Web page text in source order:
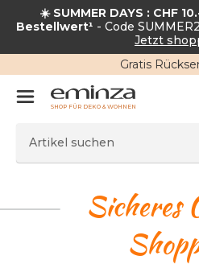
☀️ SUMMER DAYS : CHF
Bestellwert¹ - Code
Jetzt
Gratis
SHOP FÜR DEKO & WOHNEN
Sicheres